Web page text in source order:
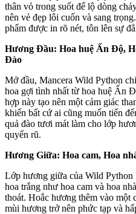
thân vỏ trong suốt để lộ dòng
nên vẻ đẹp lôi cuốn và sang
phẩm được in rõ nét, tôn lên sự
Hương Đầu: Hoa huệ Ấn Độ,
Đào
Mở đầu, Mancera Wild Python
hoa gợi tình nhất từ hoa huệ Ấn
hợp này tạo nên một cảm giác
khiến bất cứ ai cũng muốn tiến
quả đào tươi mát làm cho lớp
quyến rũ.
Hương Giữa: Hoa cam, Hoa
Lớp hương giữa của Wild Python
hoa trắng như hoa cam và hoa
thoát. Hoắc hương thêm vào một
mùi hương trở nên phức tạp và